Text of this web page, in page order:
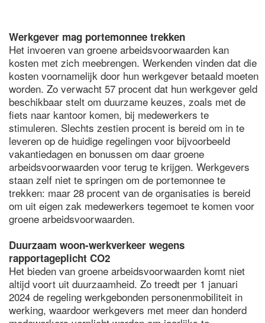
Werkgever mag portemonnee trekken
Het invoeren van groene arbeidsvoorwaarden kan
kosten met zich meebrengen. Werkenden vinden dat die
kosten voornamelijk door hun werkgever betaald moeten
worden. Zo verwacht 57 procent dat hun werkgever geld
beschikbaar stelt om duurzame keuzes, zoals met de
fiets naar kantoor komen, bij medewerkers te
stimuleren. Slechts zestien procent is bereid om in te
leveren op de huidige regelingen voor bijvoorbeeld
vakantiedagen en bonussen om daar groene
arbeidsvoorwaarden voor terug te krijgen. Werkgevers
staan zelf niet te springen om de portemonnee te
trekken: maar 28 procent van de organisaties is bereid
om uit eigen zak medewerkers tegemoet te komen voor
groene arbeidsvoorwaarden.
Duurzaam woon-werkverkeer wegens
rapportageplicht CO2
Het bieden van groene arbeidsvoorwaarden komt niet
altijd voort uit duurzaamheid. Zo treedt per 1 januari
2024 de regeling werkgebonden personenmobiliteit in
werking, waardoor werkgevers met meer dan honderd